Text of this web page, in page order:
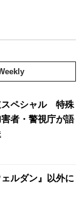
スペシャル 特殊
者・警視庁が語
ルダン』以外に